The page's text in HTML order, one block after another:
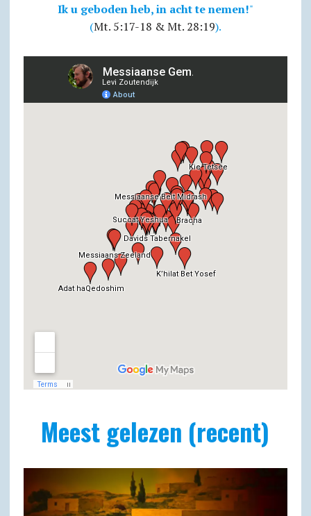
Ik u geboden heb, in acht te nemen!"
(Mt. 5:17-18 & Mt. 28:19).
Meest gelezen (recent)